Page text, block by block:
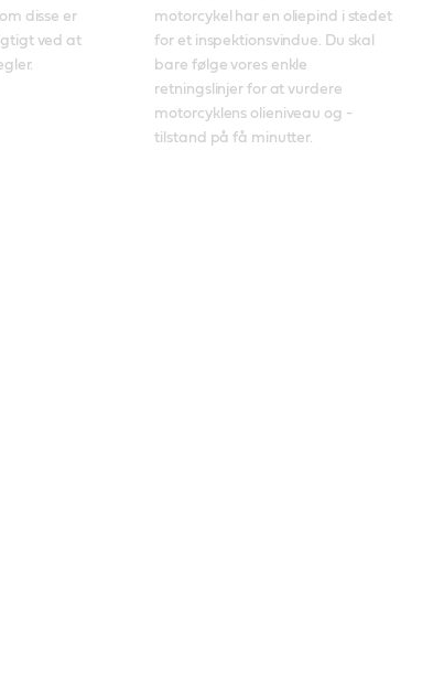
disse er
ved at
motorcykel har en oliepind i stedet
for et inspektionsvindue. Du skal
bare følge vores enkle
retningslinjer for at vurdere
motorcyklens olieniveau og -
tilstand på få minutter.